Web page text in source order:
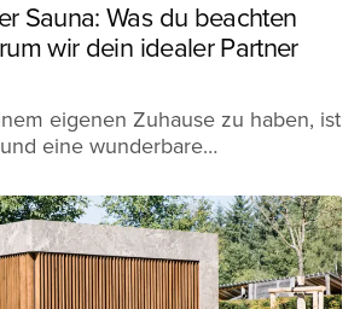
Sauna: Was du beachten
wir dein idealer Partner
eigenen Zuhause zu haben, ist
eine wunderbare…